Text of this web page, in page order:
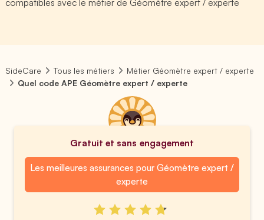
compatibles avec le métier de Géomètre expert / experte
SideCare Tous les métiers
Métier Géomètre expert / experte
Quel code APE Géomètre expert / experte
Gratuit et sans engagement
Les meilleures assurances pour Géomètre expert /
experte